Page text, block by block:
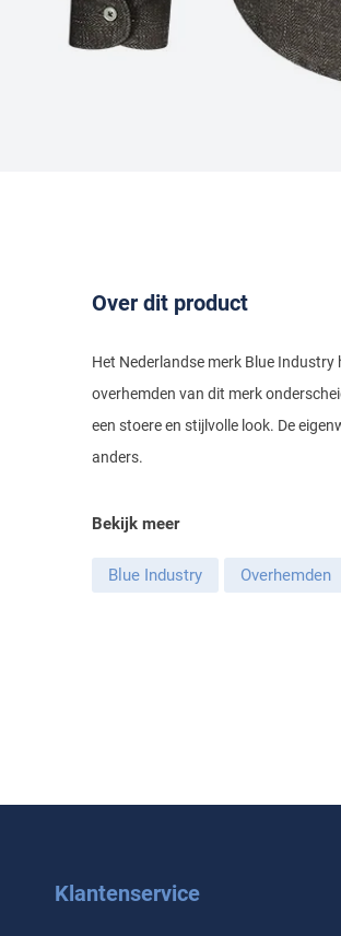
Over dit product
Het Nederlandse merk Blue
overhemden van dit merk
een stoere en stijlvolle look. De
anders.
Bekijk meer
Blue Industry Overhemden
Klantenservice